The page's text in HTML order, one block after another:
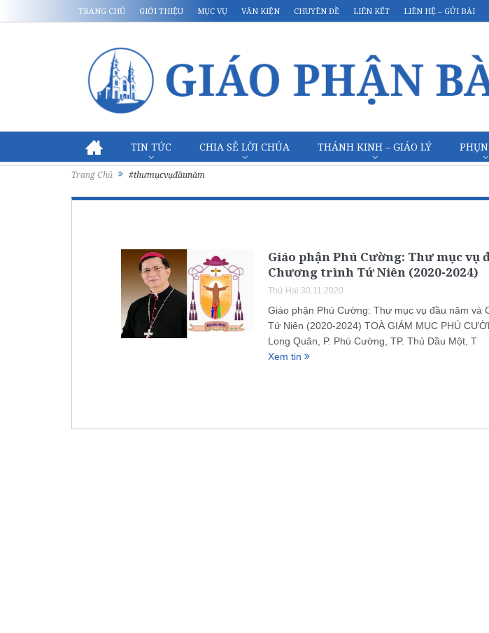
TRANG CHỦ GIỚI THIỆU MỤC VỤ VĂN KIỆN CHUYÊN ĐỀ LIÊN KẾT LIÊN HỆ – GỬI BÀI
TIN TỨC CHIA SẺ LỜI CHÚA THÁNH KINH – GIÁO LÝ
Trang Chủ #thưmụcvụđầunăm
Giáo phận Phú Cường: Thư mục vụ
Chương trình Tứ Niên (2020-2024)
Thứ Hai 30.11.2020
Giáo phận Phú Cường: Thư mục vụ đầu năm và
Tứ Niên (2020-2024) TOÀ GIÁM MỤC PHÚ
Long Quân, P. Phú Cường, TP. Thủ Dầu Một, T
Xem tin